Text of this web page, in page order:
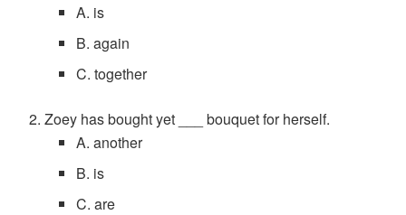
A. is
B. again
C. together
Zoey has bought yet ___ bouquet for herself.
A. another
B. is
C. are